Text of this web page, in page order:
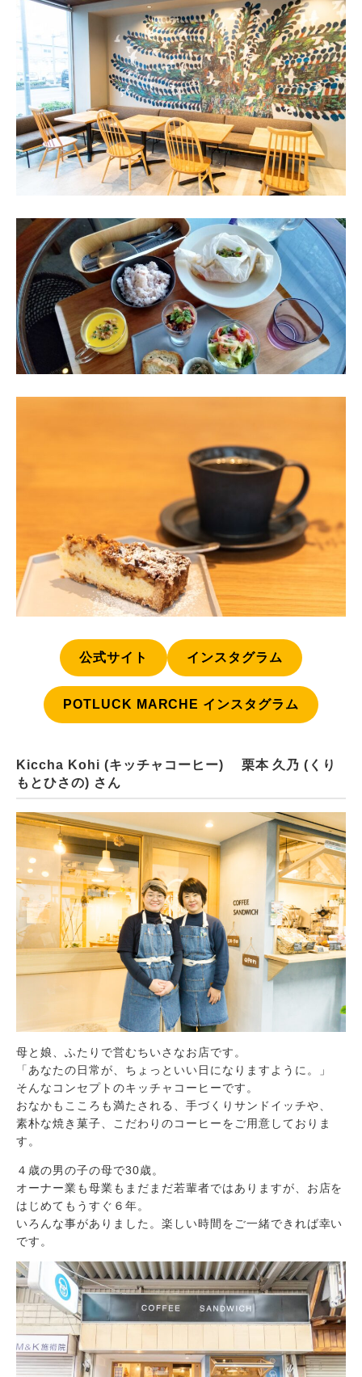
公式サイト インスタグラム
POTLUCK MARCHE インスタグラム
Kiccha Kohi (キッチャコーヒー) 栗本 久乃 (くり
もとひさの) さん
母と娘、ふたりで営むちいさなお店です。
「あなたの日常が、ちょっといい日になりますように。」
そんなコンセプトのキッチャコーヒーです。
おなかもこころも満たされる、手づくりサンドイッチや、
素朴な焼き菓子、こだわりのコーヒーをご用意しておりま
す。
４歳の男の子の母で30歳。
オーナー業も母業もまだまだ若輩者ではありますが、お店を
はじめてもうすぐ６年。
いろんな事がありました。楽しい時間をご一緒できれば幸い
です。